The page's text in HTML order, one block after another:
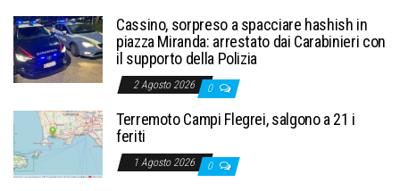
Cassino, sorpreso a spacciare hashish in
piazza Miranda: arrestato dai Carabinieri con
il supporto della Polizia
2 Agosto 2026 0
Terremoto Campi Flegrei, salgono a 21 i
feriti
1 Agosto 2026 0